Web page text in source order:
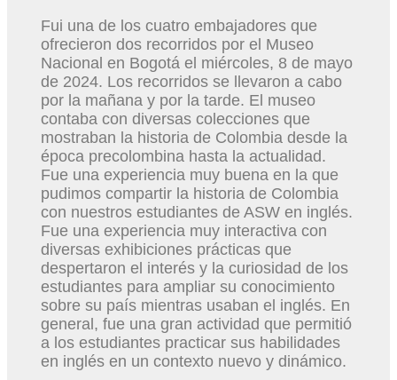
Fui una de los cuatro embajadores que
ofrecieron dos recorridos por el Museo
Nacional en Bogotá el miércoles, 8 de mayo
de 2024. Los recorridos se llevaron a cabo
por la mañana y por la tarde. El museo
contaba con diversas colecciones que
mostraban la historia de Colombia desde la
época precolombina hasta la actualidad.
Fue una experiencia muy buena en la que
pudimos compartir la historia de Colombia
con nuestros estudiantes de ASW en inglés.
Fue una experiencia muy interactiva con
diversas exhibiciones prácticas que
despertaron el interés y la curiosidad de los
estudiantes para ampliar su conocimiento
sobre su país mientras usaban el inglés. En
general, fue una gran actividad que permitió
a los estudiantes practicar sus habilidades
en inglés en un contexto nuevo y dinámico.